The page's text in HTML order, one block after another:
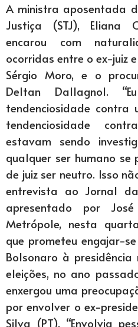
A ministra aposentada
Justiça (STJ), Eliana
encarou com
ocorridas entre o ex-juiz
Sérgio Moro, e o
Deltan Dallagnol.
tendenciosidade contra
tendenciosidade
estavam sendo
qualquer ser humano se
de juiz ser neutro. Isso
entrevista ao Jornal
apresentado por
Metrópole, nesta
que prometeu engajar-
Bolsonaro à
eleições, no ano
enxergou uma
por envolver o ex-
Silva (PT). “Envolvia